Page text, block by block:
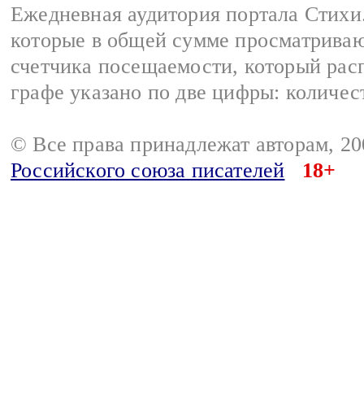
Ежедневная аудитория портала
которые в общей сумме
счетчика посещаемости, который
графе указано по две цифры:
© Все права принадлежат авторам,
Российского союза писателей
18+